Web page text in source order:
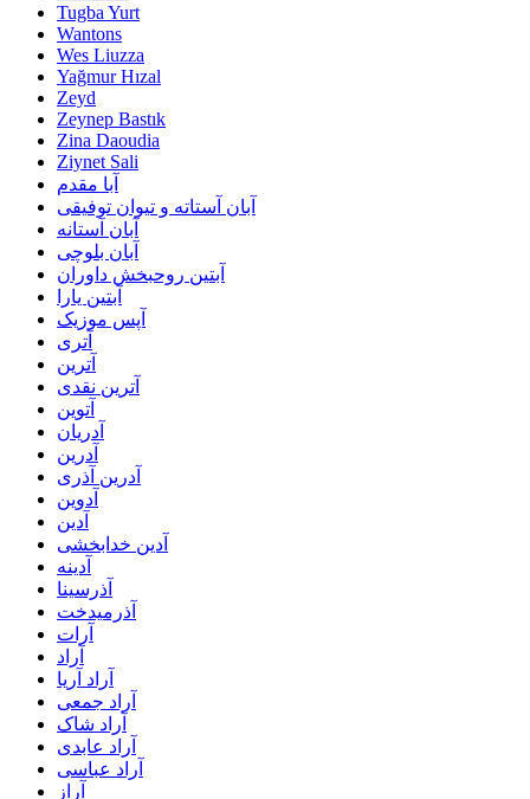
Tugba Yurt
Wantons
Wes Liuzza
Yağmur Hızal
Zeyd
Zeynep Bastık
Zina Daoudia
Ziynet Sali
آبا مقدم
آبان آستاته و تیوان توفیقی
آبان آستانه
آبان بلوچی
آبتین روحبخش داوران
آبتین یارا
آپس موزیک
آتری
آترین
آترین نقدی
آتوین
آدریان
آدرین
آدرین آذری
آدوین
آدین
آدین خدابخشی
آدینه
آذرسینا
آذرمیدخت
آرات
آراد
آراد آریا
آراد جمعی
آراد شاک
آراد عابدی
آراد عباسی
آراز